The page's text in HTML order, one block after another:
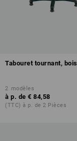
Tabouret tournant, bois
2 modèles
à p. de € 84,58
(TTC) à p. de 2 Pièces